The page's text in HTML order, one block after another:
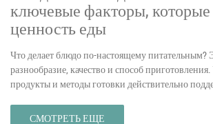
ключевые факторы,
ценность еды
Что делает блюдо по-настоящему питательным?
разнообразие, качество и способ
продукты и методы готовки действительно
СМОТРЕТЬ ЕЩЕ